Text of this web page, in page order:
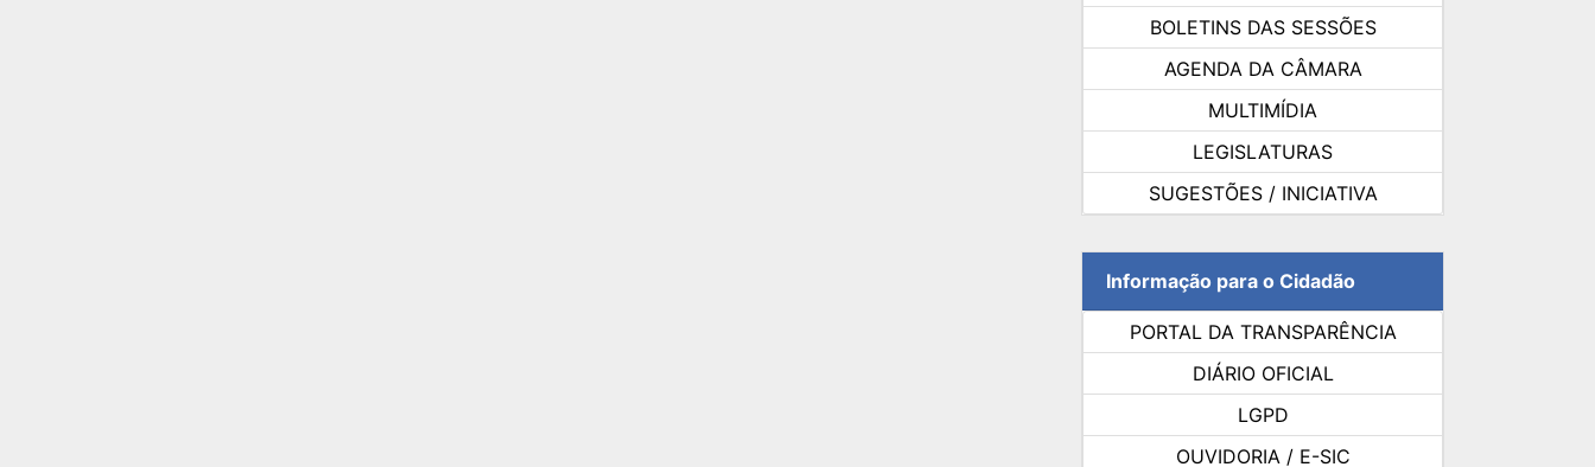
BOLETINS DAS SESSÕES
AGENDA DA CÂMARA
MULTIMÍDIA
LEGISLATURAS
SUGESTÕES / INICIATIVA
Informação para o Cidadão
PORTAL DA TRANSPARÊNCIA
DIÁRIO OFICIAL
LGPD
OUVIDORIA / E-SIC